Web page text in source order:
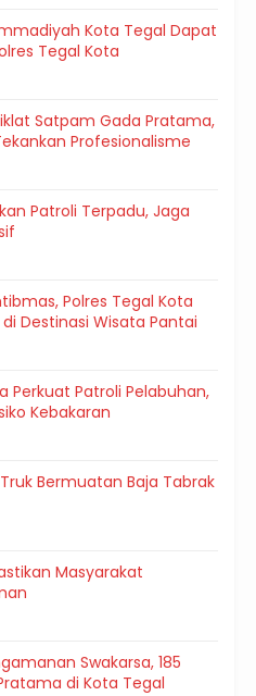
Kota Tegal Dapat
Tegal Kota
Satpam Gada Pratama,
Profesionalisme
Patroli Terpadu, Jaga
Polres Tegal Kota
Destinasi Wisata Pantai
Perkuat Patroli Pelabuhan,
Kebakaran
Bermuatan Baja Tabrak
Masyarakat
Swakarsa, 185
di Kota Tegal